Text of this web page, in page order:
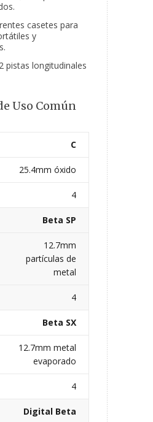
casetes para
y
pistas longitudinales
Uso Común
C
25.4mm óxido
4
Beta SP
12.7mm
partículas de
metal
4
Beta SX
12.7mm metal
evaporado
4
Digital Beta